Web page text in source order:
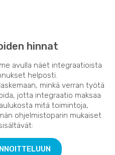
hinnat
avulla näet integraatioista
helposti.
minkä verran työtä
jotta integraatio maksaa
mitä toimintoja,
ohjelmistoparin mukaiset